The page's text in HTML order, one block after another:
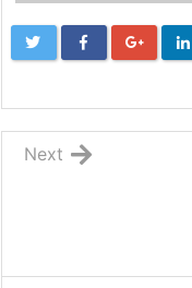
Next